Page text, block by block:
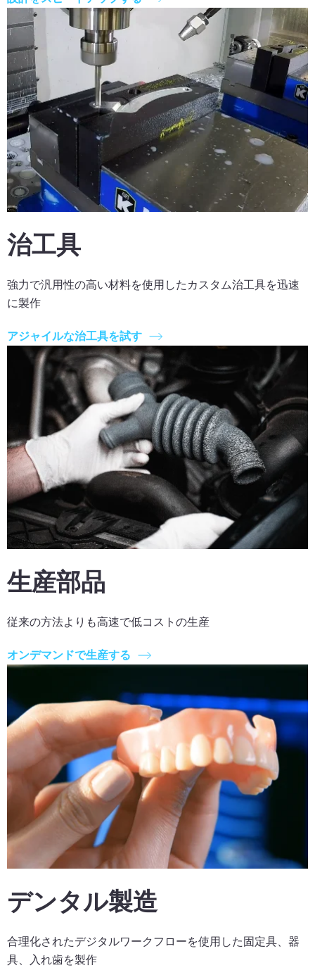
治工具
強力で汎用性の高い材料を使用したカスタム治工具を迅速
に製作
アジャイルな治工具を試す
生産部品
従来の方法よりも高速で低コストの生産
オンデマンドで生産する
デンタル製造
合理化されたデジタルワークフローを使用した固定具、器
具、入れ歯を製作